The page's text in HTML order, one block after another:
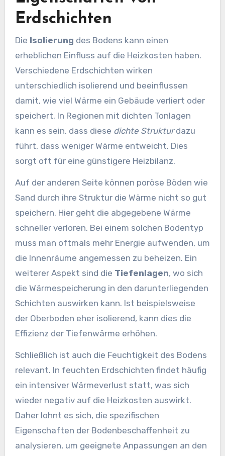
Erdschichten
Die Isolierung des Bodens kann einen
erheblichen Einfluss auf die Heizkosten haben.
Verschiedene Erdschichten wirken
unterschiedlich isolierend und beeinflussen
damit, wie viel Wärme ein Gebäude verliert oder
speichert. In Regionen mit dichten Tonlagen
kann es sein, dass diese dichte Strukturdazu
führt, dass weniger Wärme entweicht. Dies
sorgt oft für eine günstigere Heizbilanz.
Auf der anderen Seite können poröse Böden wie
Sand durch ihre Struktur die Wärme nicht so gut
speichern. Hier geht die abgegebene Wärme
schneller verloren. Bei einem solchen Bodentyp
muss man oftmals mehr Energie aufwenden, um
die Innenräume angemessen zu beheizen. Ein
weiterer Aspekt sind die Tiefenlagen, wo sich
die Wärmespeicherung in den darunterliegenden
Schichten auswirken kann. Ist beispielsweise
der Oberboden eher isolierend, kann dies die
Effizienz der Tiefenwärme erhöhen.
Schließlich ist auch die Feuchtigkeit des Bodens
relevant. In feuchten Erdschichten findet häufig
ein intensiver Wärmeverlust statt, was sich
wieder negativ auf die Heizkosten auswirkt.
Daher lohnt es sich, die spezifischen
Eigenschaften der Bodenbeschaffenheit zu
analysieren, um geeignete Anpassungen an den